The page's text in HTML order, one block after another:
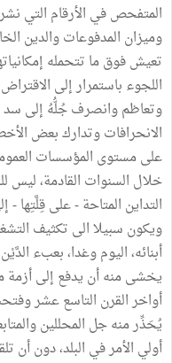
المتفحص في الأرقام التي
وميزان المدفوعات والدين
تعيش فوق ما تتحمله
اللجوء باستمرار إلى
وتعاظم وانصرف جُلُّهُ إلى سد
الانحرافات وتدارك بعض
على مستوى المؤسسات
خلال السنوات القادمة،
التداين المتاحة - على قِلَّتِها -
ويكون سبيلا الى تكثيف
أبنائه، اليوم وغدا، بعبء
يخشى منه أن يدفع إلى
أواخر القرن التاسع عشر
يُحَذِّر منه جل المحللين
أولي الأمر في البلد، دون أن